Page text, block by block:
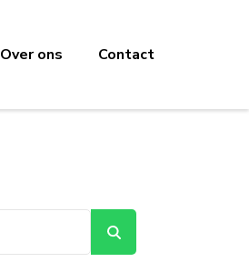
Over ons Contact